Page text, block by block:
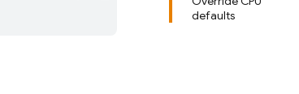
defaults